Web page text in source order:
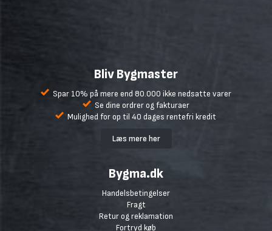
Bliv Bygmaster
Spar 10% på mere end 80.000 ikke nedsatte varer
Se dine ordrer og fakturaer
Mulighed for op til 40 dages rentefri kredit
Læs mere her
Bygma.dk
Handelsbetingelser
Fragt
Retur og reklamation
Fortryd køb